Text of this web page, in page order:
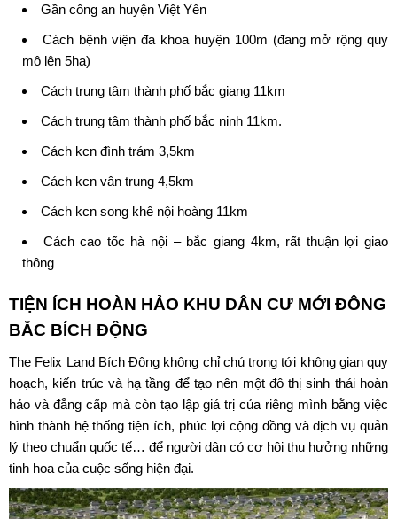
Gần công an huyện Việt Yên
Cách bệnh viện đa khoa huyện 100m (đang mở rộng quy
mô lên 5ha)
Cách trung tâm thành phố bắc giang 11km
Cách trung tâm thành phố bắc ninh 11km.
Cách kcn đình trám 3,5km
Cách kcn vân trung 4,5km
Cách kcn song khê nội hoàng 11km
Cách cao tốc hà nội – bắc giang 4km, rất thuận lợi giao
thông
TIỆN ÍCH HOÀN HẢO KHU DÂN CƯ MỚI ĐÔNG
BẮC BÍCH ĐỘNG
The Felix Land Bích Động không chỉ chú trọng tới không gian quy
hoạch, kiến trúc và hạ tầng để tạo nên một đô thị sinh thái hoàn
hảo và đẳng cấp mà còn tạo lập giá trị của riêng mình bằng việc
hình thành hệ thống tiện ích, phúc lợi cộng đồng và dịch vụ quản
lý theo chuẩn quốc tế… để người dân có cơ hội thụ hưởng những
tinh hoa của cuộc sống hiện đại.